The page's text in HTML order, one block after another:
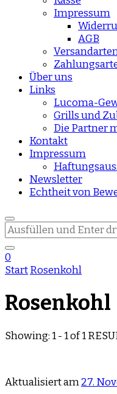
Impressum
AGB
Über uns
Links
Lucoma-
Grills und
Die Partner
Kontakt
Impressum
Newsletter
Echtheit von
Suchst
du
nach
etwas?
0
StartRosenkohl
Rosenkohl
Showing: 1 - 1 of 1
Aktualisiert am27.